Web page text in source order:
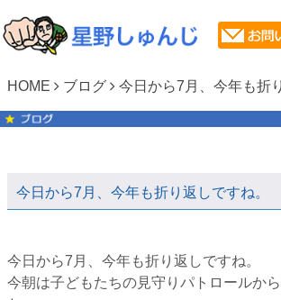
HOME ブログ 今日から7月、今年も折
今日から7月、今年も折り返しですね。
今日から7月、今年も折り返しですね。
今朝は子どもたちの見守りパトロールか